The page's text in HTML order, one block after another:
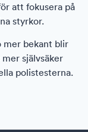
att fokusera på
styrkor.
mer bekant blir
självsäker
polistesterna.